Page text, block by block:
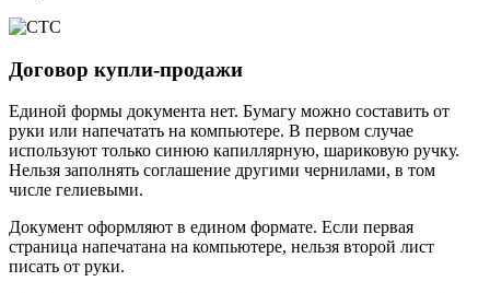
Договор купли-продажи
Единой формы документа нет. Бумагу можно составить от
руки или напечатать на компьютере. В первом случае
используют только синюю капиллярную, шариковую ручку.
Нельзя заполнять соглашение другими чернилами, в том
числе гелиевыми.
Документ оформляют в едином формате. Если первая
страница напечатана на компьютере, нельзя второй лист
писать от руки.